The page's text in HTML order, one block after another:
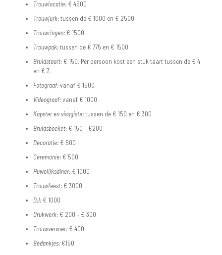
Trouwlocatie:€ 4500
Trouwjurk:tussen de € 1000 en € 2500
Trouwringen:€ 1500
Trouwpak:tussen de € 775 en € 1500
Bruidstaart:€ 150. Per persoon kost een stuk taart tussen de € 4
en € 7.
Fotograaf:vanaf € 1500
Videograaf:vanaf € 1000
Kapster en visagiste:tussen de € 150 en € 300
Bruidsboeket: € 150 – €200
Decoratie: € 500
Ceremonie: € 500
Huwelijksdiner: € 1000
Trouwfeest: € 3000
DJ: € 1000
Drukwerk: € 200 – € 300
Trouwvervoer: € 400
Bedankjes: €150